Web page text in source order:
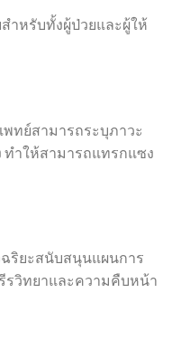
ำหรับทั้งผู้ป่วยและผู้ให้
ทย์สามารถระบุภาวะ
ำให้สามารถแทรกแซง
ริยะสนับสนุนแผนการ
รวิทยาและความคืบหน้า